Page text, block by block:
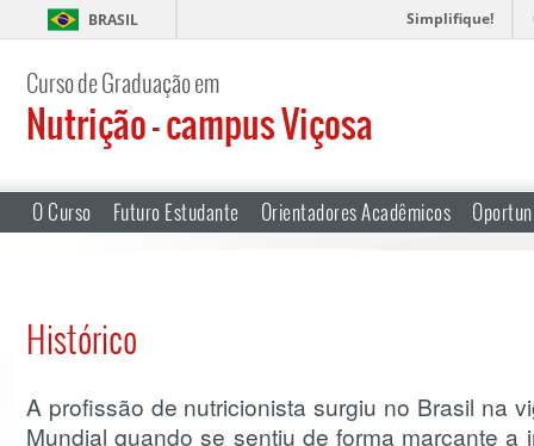
BRASIL Simplifique!
Curso de Graduação em
Nutrição – campus Viçosa
O Curso Futuro Estudante Orientadores Acadêmicos
Histórico
A profissão de nutricionista surgiu no Brasil na
Mundial quando se sentiu de forma marcante a